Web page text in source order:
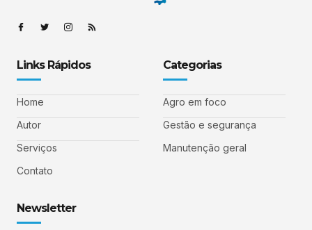
Links Rápidos
Home
Autor
Serviços
Contato
Categorias
Agro em foco
Gestão e segurança
Manutenção geral
Newsletter